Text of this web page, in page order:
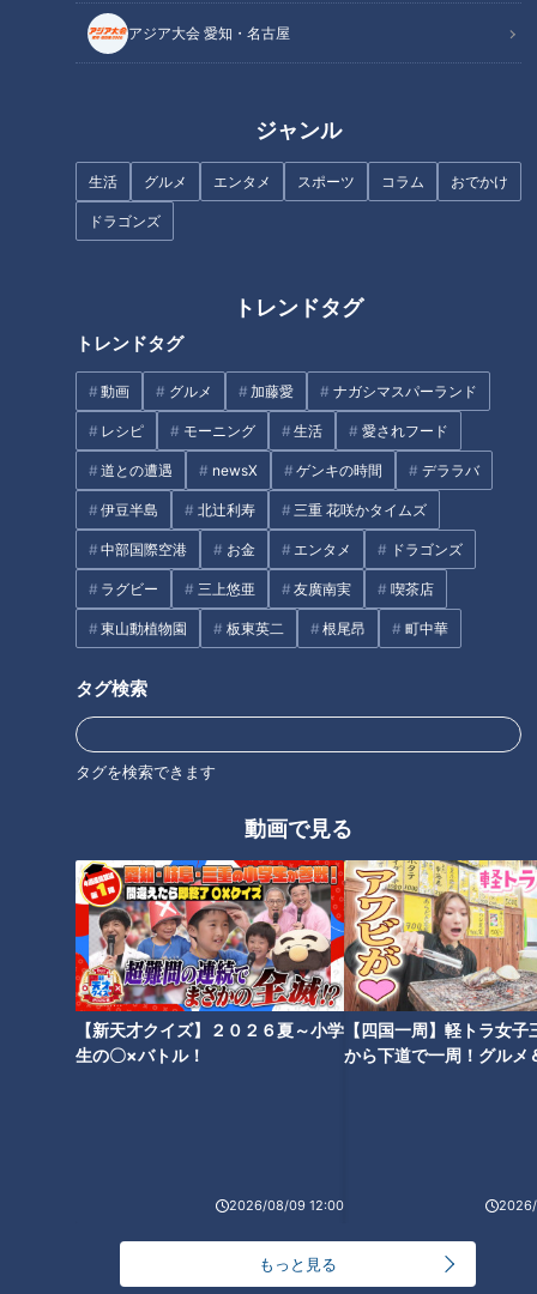
アジア大会 愛知・名古屋
ジャンル
生活 グルメ エンタメ スポーツ コラム おでかけ
ドラゴンズ
トレンドタグ
トレンドタグ
動画 グルメ 加藤愛 ナガシマスパーランド
レシピ モーニング 生活 愛されフード
道との遭遇 newsX ゲンキの時間 デララバ
伊豆半島 北辻利寿 三重 花咲かタイムズ
中部国際空港 お金 エンタメ ドラゴンズ
ラグビー 三上悠亜 友廣南実 喫茶店
東山動植物園 板東英二 根尾昂 町中華
タグ検索
タグを検索できます
動画で見る
【新天才クイズ】２０２６夏～小学
生の〇×バトル！
2026/08/09 12:00
【四国一周】軽トラ女子
から下道で一周！グルメ
もっと見る
がやみつき」 1位に輝いたのは
も 岐阜県海津市のお値打ちグル
メを調査
名古屋市内の給食では「ミルメ
ーク」が出ない！？東海地方の
学校給食の意外な事実！巨大
める“イカフライのレモン煮”も
SNSで大バズりの「海老ワンタ
「和風ステーキ丼」の作り方
【キユーピー３分クッキング】
名古屋No.1人気グルメ「ひつま
ぶし」はなぜ生まれた？発祥の
店が150年続く秘伝のタレの逸
話をテレビ初公開！？
タグ
おでかけ 生活 チャント！
オススメ関連コンテンツ
ボリューム満点「でうらまチキ
ン弁当」がワンコイン以
下！？“単品よりお得”なランチ
も 岐阜県海津市のお値打ちグル
メを調査
【新鮮なナスを見分けるポイン
トは切り口の色！】 ナスを知り
尽くした農家に聞く「ナスのお
いしい食べ方」とは
が徹底調査